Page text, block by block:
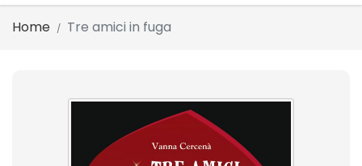
Home Tre amici in fuga